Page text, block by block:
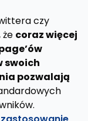
czy
coraz więcej
swoich
pozwalają